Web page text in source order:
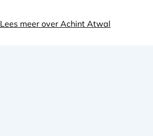
Lees meer over Achint Atwal